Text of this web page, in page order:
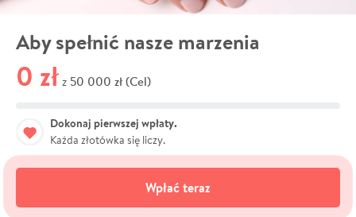
Aby spełnić nasze marzenia
0 zł z 50 000 zł (Cel)
Dokonaj pierwszej wpłaty.
Każda złotówka się liczy.
Wpłać teraz